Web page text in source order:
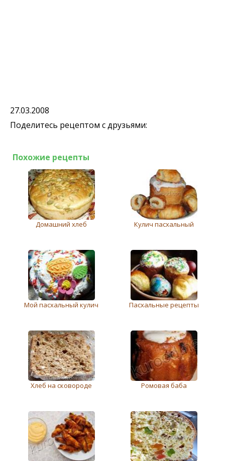
27.03.2008
Поделитесь рецептом с друзьями:
Похожие рецепты
Домашний хлеб Кулич пасхальный
Мой пасхальный кулич Пасхальные рецепты
Хлеб на сковороде Ромовая баба